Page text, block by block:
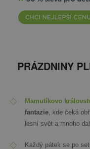
PRÁZDNINY
Mamutíkovo
fantazie , kde čeká
lesní svět a mnoho
Každý pátek se po